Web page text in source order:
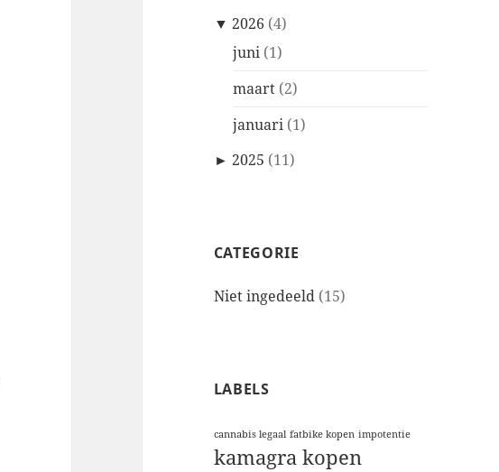
▼ 2026 (4)
juni (1)
maart (2)
januari (1)
► 2025 (11)
CATEGORIE
Niet ingedeeld (15)
LABELS
cannabis legaal fatbike kopen impotentie
kamagra kopen